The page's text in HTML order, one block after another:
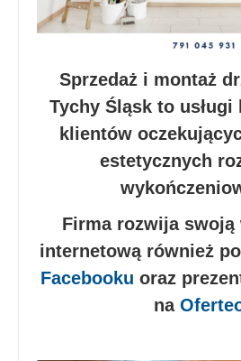
Sprzedaż i montaż
Tychy Śląsk to usługi
klientów
estetycznych
Firma rozwija swoją
internetową również
Facebooku oraz
na